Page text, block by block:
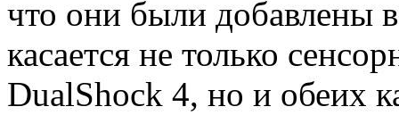
что они были добавлены
касается не только
DualShock 4, но и обеих